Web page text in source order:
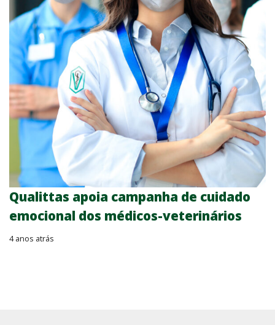
Qualittas apoia campanha de cuidado
emocional dos médicos-veterinários
4 anos atrás